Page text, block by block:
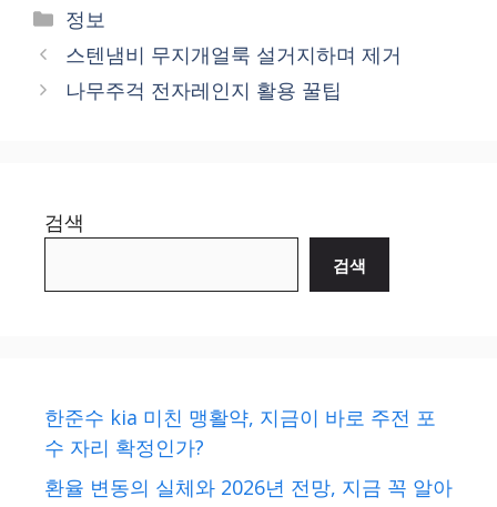
Categories
정보
스텐냄비 무지개얼룩 설거지하며 제거
나무주걱 전자레인지 활용 꿀팁
검색
검색
한준수 kia 미친 맹활약, 지금이 바로 주전 포
수 자리 확정인가?
환율 변동의 실체와 2026년 전망, 지금 꼭 알아